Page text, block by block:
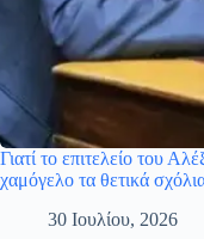
Γιατί το επιτελείο του
χαμόγελο τα θετικά
30 Ιουλίου, 2026